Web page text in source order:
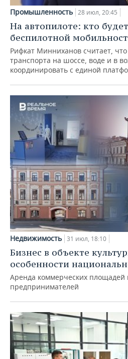
Промышленность 28 июл, 20:45
На автопилоте: кто
беспилотной
Рифкат Минниханов считает,
транспорта на шоссе, воде и в
координировать с единой
Недвижимость 31 июл, 18:10
Бизнес в объекте
особенности
Аренда коммерческих площадей
предпринимателей